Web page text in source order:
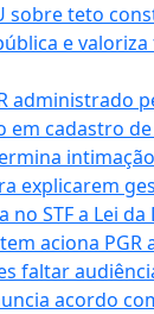
sobre teto
e valoriza
administrado
em cadastro
explicarem
no STF a Lei
aciona PGR
faltar
acordo